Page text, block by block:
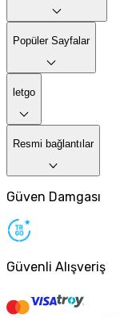
Popüler Sayfalar
letgo
Resmi bağlantılar
Güven Damgası
Güvenli Alışveriş